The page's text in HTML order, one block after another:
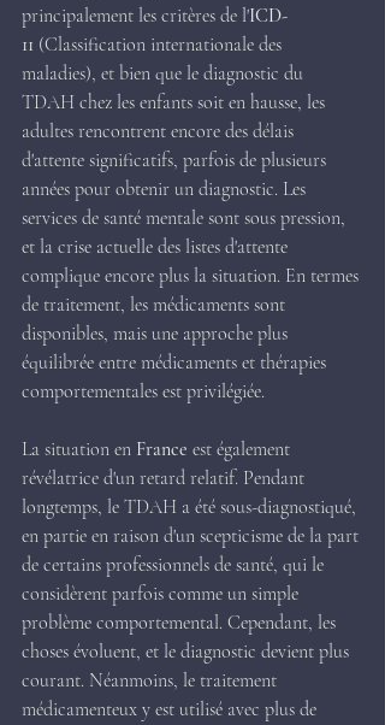
principalement les critères de l'ICD-
11 (Classification internationale des
maladies), et bien que le diagnostic du
TDAH chez les enfants soit en hausse, les
adultes rencontrent encore des délais
d'attente significatifs, parfois de plusieurs
années pour obtenir un diagnostic. Les
services de santé mentale sont sous pression,
et la crise actuelle des listes d'attente
complique encore plus la situation. En termes
de traitement, les médicaments sont
disponibles, mais une approche plus
équilibrée entre médicaments et thérapies
comportementales est privilégiée.
La situation en France est également
révélatrice d'un retard relatif. Pendant
longtemps, le TDAH a été sous-diagnostiqué,
en partie en raison d'un scepticisme de la part
de certains professionnels de santé, qui le
considèrent parfois comme un simple
problème comportemental. Cependant, les
choses évoluent, et le diagnostic devient plus
courant. Néanmoins, le traitement
médicamenteux y est utilisé avec plus de